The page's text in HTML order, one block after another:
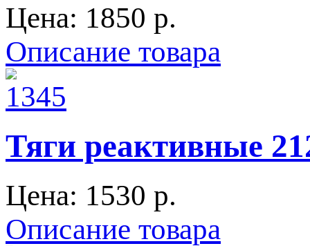
Цена: 1850 p.
Описание товара
Тяги реактивные
Цена: 1530 p.
Описание товара